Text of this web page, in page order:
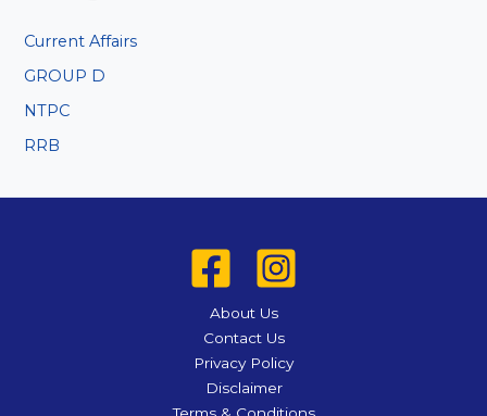
Current Affairs
GROUP D
NTPC
RRB
About Us
Contact Us
Privacy Policy
Disclaimer